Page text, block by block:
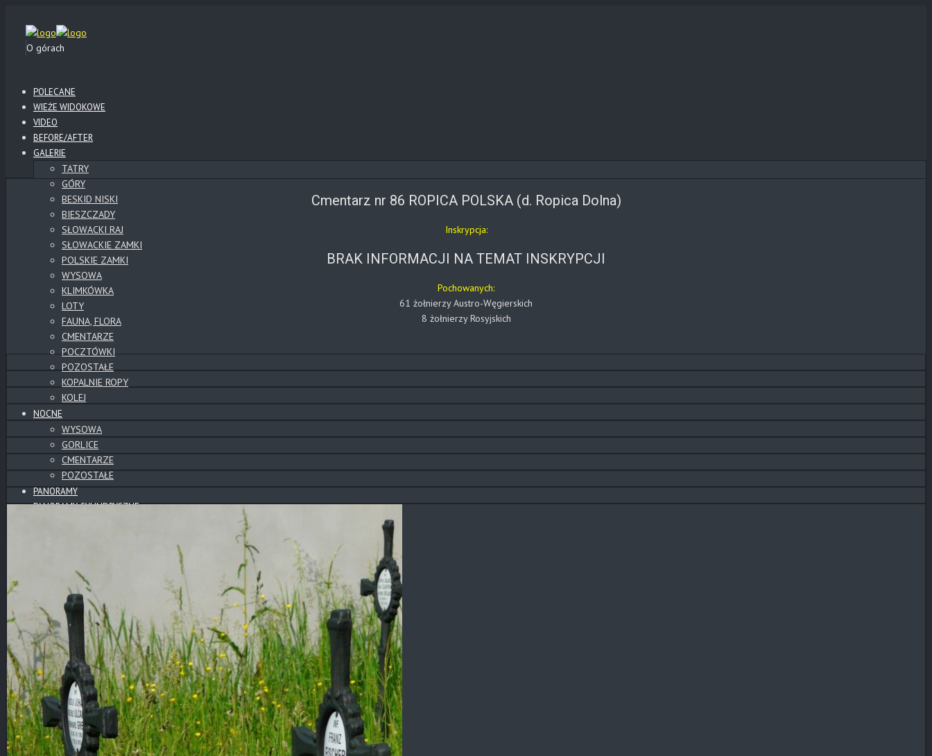
O górach
POLECANE
WIEŻE WIDOKOWE
VIDEO
BEFORE/AFTER
GALERIE
TATRY
GÓRY
BESKID NISKI
BIESZCZADY
SŁOWACKI RAJ
SŁOWACKIE ZAMKI
POLSKIE ZAMKI
WYSOWA
KLIMKÓWKA
LOTY
FAUNA, FLORA
CMENTARZE
POCZTÓWKI
POZOSTAŁE
KOPALNIE ROPY
KOLEJ
NOCNE
WYSOWA
GORLICE
CMENTARZE
POZOSTAŁE
PANORAMY
PANORAMY CYLINDRYCZNE
BESKID NISKI
GÓRY
TATRY
POZOSTAŁE
Blog
KONTAKT
Cmentarz nr 86 ROPICA POLSKA (d. Ropica Dolna)
Inskrypcja:
BRAK INFORMACJI NA TEMAT INSKRYPCJI
Pochowanych:
61 żołnierzy Austro-Węgierskich
8 żołnierzy Rosyjskich